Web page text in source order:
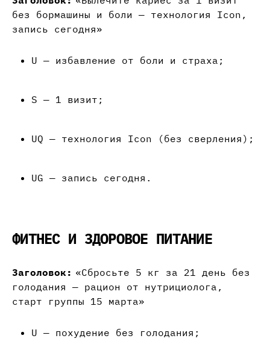
без бормашины и боли — технология Icon,
запись сегодня»
U — избавление от боли и страха;
S — 1 визит;
UQ — технология Icon (без сверления);
UG — запись сегодня.
ФИТНЕС И ЗДОРОВОЕ ПИТАНИЕ
Заголовок: «Сбросьте 5 кг за 21 день без
голодания — рацион от нутрициолога,
старт группы 15 марта»
U — похудение без голодания;